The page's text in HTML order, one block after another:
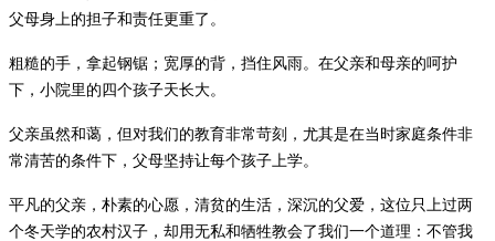
父母身上的担子和责任更重了。
粗糙的手，拿起钢锯；宽厚的背，挡住风雨。在父亲和母亲的呵护
下，小院里的四个孩子天长大。
父亲虽然和蔼，但对我们的教育非常苛刻，尤其是在当时家庭条件非
常清苦的条件下，父母坚持让每个孩子上学。
平凡的父亲，朴素的心愿，清贫的生活，深沉的父爱，这位只上过两
个冬天学的农村汉子，却用无私和牺牲教会了我们一个道理：不管我